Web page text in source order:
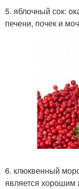
5. яблочный сок:
печени, почек и
6. клюквенный
является